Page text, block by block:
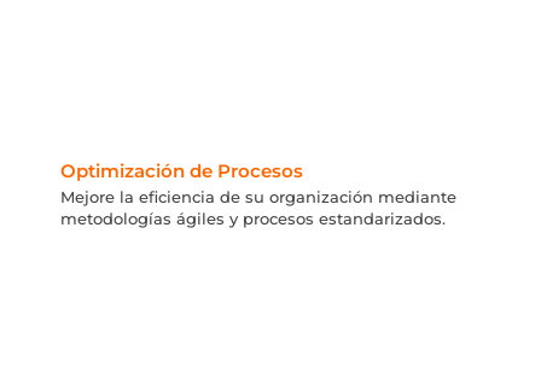
Optimización de Procesos
Mejore la eficiencia de su organización mediante
metodologías ágiles y procesos estandarizados.